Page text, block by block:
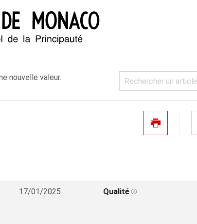
nouvelle valeur.
17/01/2025 Qualité